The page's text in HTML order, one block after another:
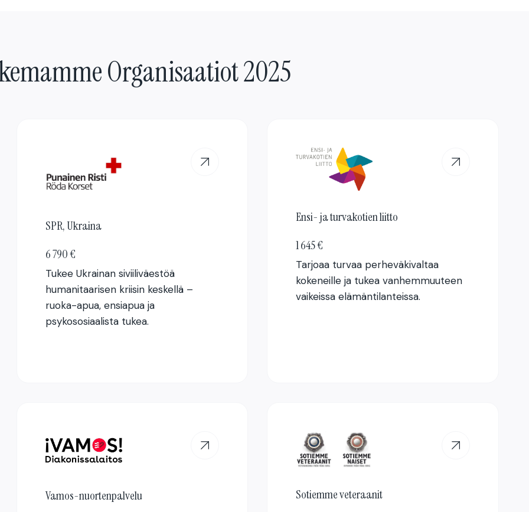
Organisaatiot 2025
SPR, Ukraina
6 790 €
Tukee Ukrainan siviiliväestöä
humanitaarisen kriisin keskellä –
ruoka-apua, ensiapua ja
psykososiaalista tukea.
Ensi- ja turvakotien liitto
1 645 €
Tarjoaa turvaa perheväkivaltaa
kokeneille ja tukea vanhemmuuteen
vaikeissa elämäntilanteissa.
Vamos-nuortenpalvelu
Sotiemme veteraanit